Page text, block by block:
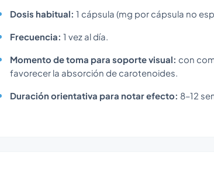
Dosis habitual: 1 cápsula (mg por cápsula no
Frecuencia: 1 vez al día.
Momento de toma para soporte visual: con
favorecer la absorción de carotenoides.
Duración orientativa para notar efecto: 8–12